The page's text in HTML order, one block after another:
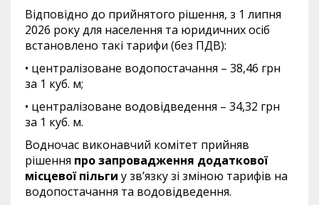
Відповідно до прийнятого рішення, з 1 липня
2026 року для населення та юридичних осіб
встановлено такі тарифи (без ПДВ):
• централізоване водопостачання – 38,46 грн
за 1 куб. м;
• централізоване водовідведення – 34,32 грн
за 1 куб. м.
Водночас виконавчий комітет прийняв
рішення про запровадження додаткової
місцевої пільги у зв’язку зі зміною тарифів на
водопостачання та водовідведення.